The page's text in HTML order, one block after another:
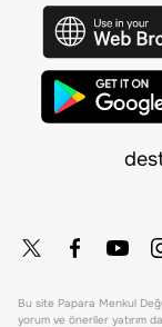
Bu site Papara Menkul
yorum ve öneriler yatırım